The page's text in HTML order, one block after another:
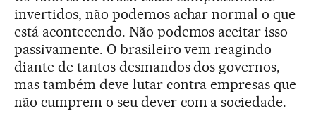
invertidos, não podemos achar normal o que
está acontecendo. Não podemos aceitar isso
passivamente. O brasileiro vem reagindo
diante de tantos desmandos dos governos,
mas também deve lutar contra empresas que
não cumprem o seu dever com a sociedade.